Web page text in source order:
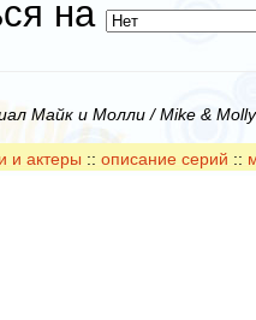
на
Майк и Молли / Mike &
и актеры :: описание серий ::